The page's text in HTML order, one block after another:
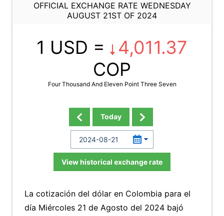
OFFICIAL EXCHANGE RATE WEDNESDAY
AUGUST 21ST OF 2024
1 USD =
4,011.37
COP
Four Thousand And Eleven Point Three Seven
Today
View historical exchange rate
La cotización del dólar en Colombia para el
día Miércoles 21 de Agosto del 2024 bajó